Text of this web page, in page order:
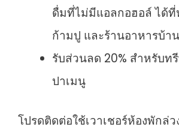
ดื่มที่ไม่มีแอลกอฮอล์ ได้ที่
ก้ามปู และร้านอาหารบ้า
รับส่วนลด 20% สำหรับท
ปาเมนู
โปรดติดต่อใช้เวาเชอร์ห้องพักล่